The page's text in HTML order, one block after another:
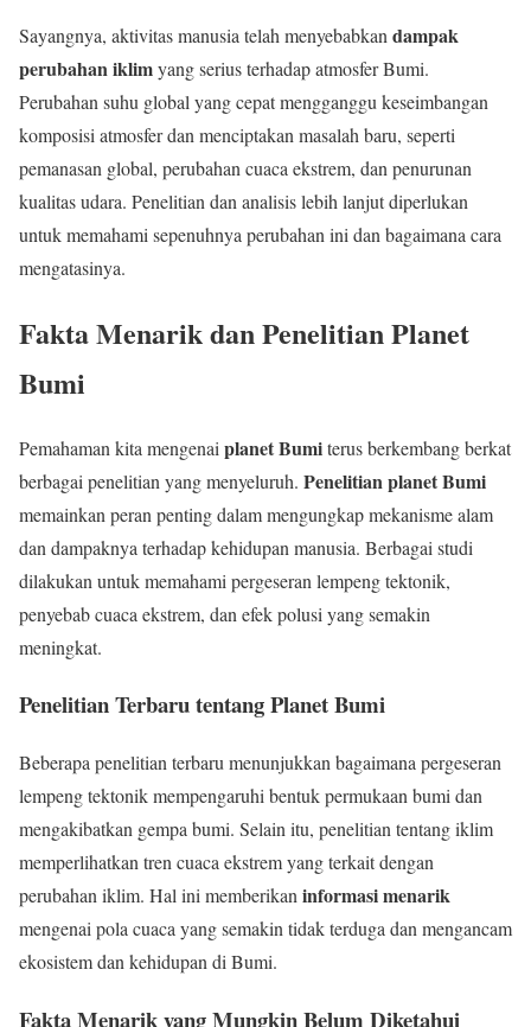
Sayangnya, aktivitas manusia telah menyebabkan dampak
perubahan iklimyang serius terhadap atmosfer Bumi.
Perubahan suhu global yang cepat mengganggu keseimbangan
komposisi atmosfer dan menciptakan masalah baru, seperti
pemanasan global, perubahan cuaca ekstrem, dan penurunan
kualitas udara. Penelitian dan analisis lebih lanjut diperlukan
untuk memahami sepenuhnya perubahan ini dan bagaimana cara
mengatasinya.
Fakta Menarik dan Penelitian Planet
Bumi
Pemahaman kita mengenai planet Bumiterus berkembang berkat
berbagai penelitian yang menyeluruh. Penelitian planet Bumi
memainkan peran penting dalam mengungkap mekanisme alam
dan dampaknya terhadap kehidupan manusia. Berbagai studi
dilakukan untuk memahami pergeseran lempeng tektonik,
penyebab cuaca ekstrem, dan efek polusi yang semakin
meningkat.
Penelitian Terbaru tentang Planet Bumi
Beberapa penelitian terbaru menunjukkan bagaimana pergeseran
lempeng tektonik mempengaruhi bentuk permukaan bumi dan
mengakibatkan gempa bumi. Selain itu, penelitian tentang iklim
memperlihatkan tren cuaca ekstrem yang terkait dengan
perubahan iklim. Hal ini memberikan informasi menarik
mengenai pola cuaca yang semakin tidak terduga dan mengancam
ekosistem dan kehidupan di Bumi.
Fakta Menarik yang Mungkin Belum Diketahui